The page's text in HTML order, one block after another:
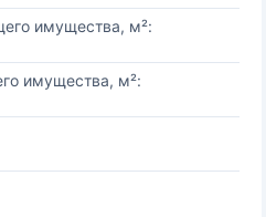
имущества, м²:
имущества, м²: